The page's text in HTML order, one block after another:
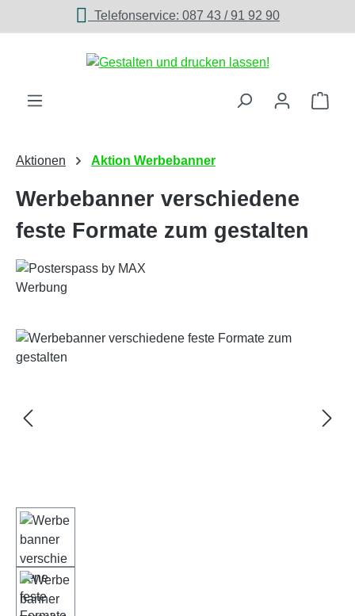
Zum Hauptinhalt springenTelefonservice: 087 43 / 91 92 90
Aktionen Aktion Werbebanner
Werbebanner verschiedene
feste Formate zum gestalten
Bildergalerie überspringen